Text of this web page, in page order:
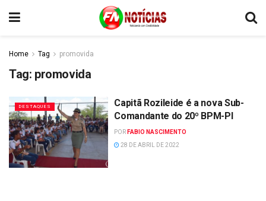
Home Tag promovida
Tag: promovida
DESTAQUES
Capitã Rozileide é a nova Sub-
Comandante do 20º BPM-PI
POR FABIO NASCIMENTO
28 DE ABRIL DE 2022